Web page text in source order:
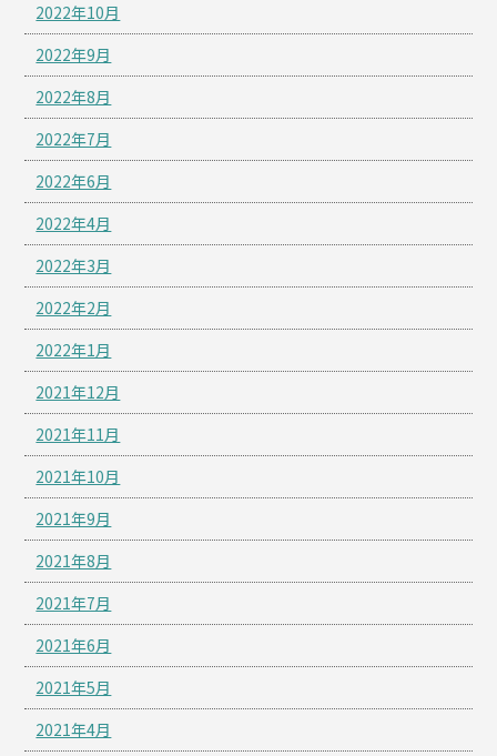
2022年10月
2022年9月
2022年8月
2022年7月
2022年6月
2022年4月
2022年3月
2022年2月
2022年1月
2021年12月
2021年11月
2021年10月
2021年9月
2021年8月
2021年7月
2021年6月
2021年5月
2021年4月